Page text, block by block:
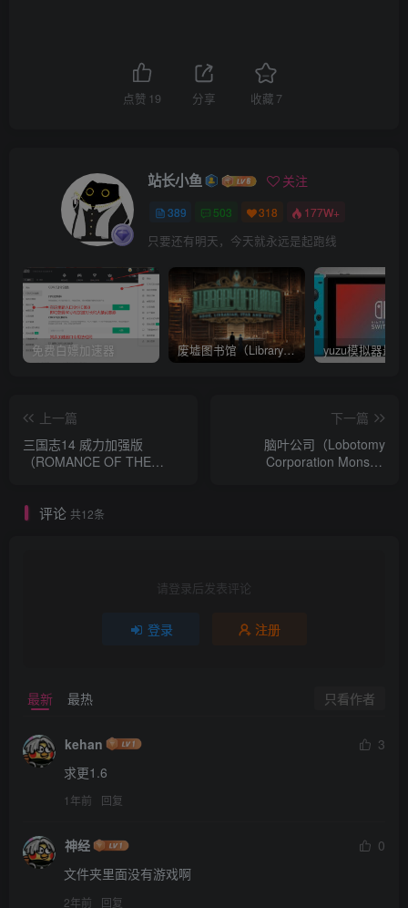
点赞 19 分享 收藏 7
站长小鱼 关注
389 503 318 177W+
只要还有明天，今天就永远是起跑线
免费白嫖加速器 废墟图书馆（Library Of Ruina）v1.1.0.6a13 官中 附yuzu模拟器 本体+1.0.3升补
上一篇
三国志14 威力加强版
（ROMANCE OF THE
中文版 豪华套装+全
下一篇
脑叶公司（Lobotomy
Corporation Monster
评论 共12条
请登录后发表评论
登录 注册
最新 最热 只看作者
kehan
3
求更1.6
1年前 回复
神经
0
文件夹里面没有游戏啊
2年前 回复